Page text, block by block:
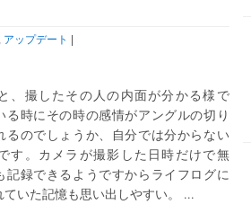
アップデート
、撮したその人の内面が分かる様で
る時にその時の感情がアングルの切り
るのでしょうか、自分では分からない
す。カメラが撮影した日時だけで無
記録できるようですからライフログに
ていた記憶も思い出しやすい。 ...